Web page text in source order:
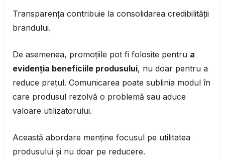
Transparența contribuie la consolidarea credibilității
brandului.
De asemenea, promoțiile pot fi folosite pentru a
evidenția beneficiile produsului, nu doar pentru a
reduce prețul. Comunicarea poate sublinia modul în
care produsul rezolvă o problemă sau aduce
valoare utilizatorului.
Această abordare menține focusul pe utilitatea
produsului și nu doar pe reducere.